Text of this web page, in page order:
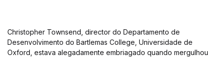
Christopher Townsend, director do Departamento de
Desenvolvimento do Bartlemas College, Universidade de
Oxford, estava alegadamente embriagado quando mergulhou